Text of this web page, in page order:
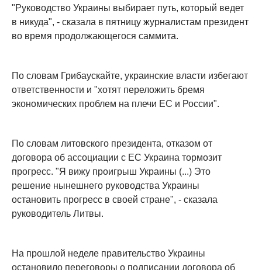
"Руководство Украины выбирает путь, который ведет
в никуда", - сказала в пятницу журналистам президент
во время продолжающегося саммита.
По словам Грибаускайте, украинские власти избегают
ответственности и "хотят переложить бремя
экономических проблем на плечи ЕС и России".
По словам литовского президента, отказом от
договора об ассоциации с ЕС Украина тормозит
прогресс. "Я вижу проигрыш Украины (...) Это
решение нынешнего руководства Украины
остановить прогресс в своей стране", - сказала
руководитель Литвы.
На прошлой неделе правительство Украины
остановило переговоры о подписании договора об